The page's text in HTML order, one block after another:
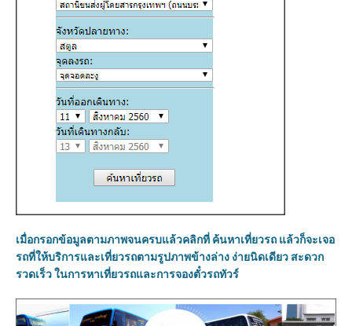
เมื่อกรอกข้อมูลตามภาพจนครบแล้วคลิกที่ ค้นหาเที่ยวรถ แล้วก็จะเจอ
รถที่ให้บริการและเที่ยวรถตามรูปภาพข้างล่าง ง่ายนิดเดียว สะดวก
รวดเร็ว ในการหาเที่ยวรถและการจองตั๋วรถทัวร์